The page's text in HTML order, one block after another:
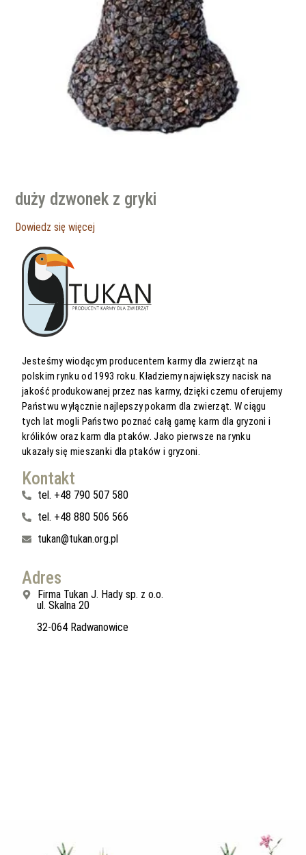
duży dzwonek z gryki
Dowiedz się więcej
Jesteśmy wiodącym producentem karmy dla zwierząt na
polskim rynku od 1993 roku. Kładziemy największy nacisk na
jakość produkowanej przez nas karmy, dzięki czemu oferujemy
Państwu wyłącznie najlepszy pokarm dla zwierząt. W ciągu
tych lat mogli Państwo poznać całą gamę karm dla gryzoni i
królików oraz karm dla ptaków. Jako pierwsze na rynku
ukazały się mieszanki dla ptaków i gryzoni.
Kontakt
tel. +48 790 507 580
tel. +48 880 506 566
tukan@tukan.org.pl
Adres
Firma Tukan J. Hady sp. z o.o.
ul. Skalna 20
32-064 Radwanowice